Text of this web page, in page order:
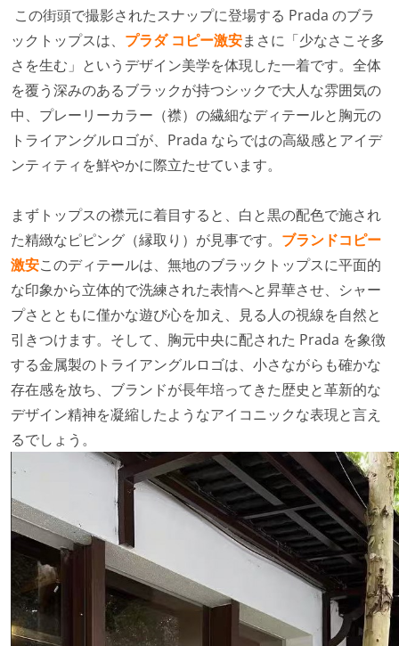
この街頭で撮影されたスナップに登場する Prada のブラ
ックトップスは、 プラダ コピー激安まさに「少なさこそ多
さを生む」というデザイン美学を体現した一着です。全体
を覆う深みのあるブラックが持つシックで大人な雰囲気の
中、プレーリーカラー（襟）の繊細なディテールと胸元の
トライアングルロゴが、Prada ならではの高級感とアイデ
ンティティを鮮やかに際立たせています。
まずトップスの襟元に着目すると、白と黒の配色で施され
た精緻なピピング（縁取り）が見事です。 ブランドコピー
激安このディテールは、無地のブラックトップスに平面的
な印象から立体的で洗練された表情へと昇華させ、シャー
プさとともに僅かな遊び心を加え、見る人の視線を自然と
引きつけます。そして、胸元中央に配された Prada を象徴
する金属製のトライアングルロゴは、小さながらも確かな
存在感を放ち、ブランドが長年培ってきた歴史と革新的な
デザイン精神を凝縮したようなアイコニックな表現と言え
るでしょう。